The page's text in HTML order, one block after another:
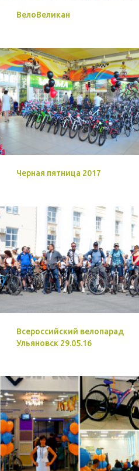
ВелоВеликан
Черная пятница 2017
Всероссийский велопарад
Ульяновск 29.05.16